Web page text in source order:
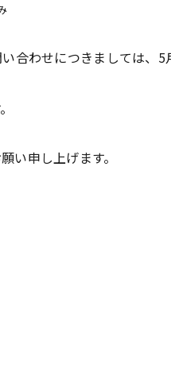
合わせにつきましては、5
い申し上げます。